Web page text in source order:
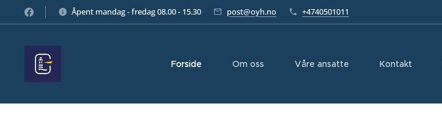
Åpent mandag - fredag 08.00 - 15.30 post@oyh.no +4740501011
Forside Om oss Våre ansatte Kontakt